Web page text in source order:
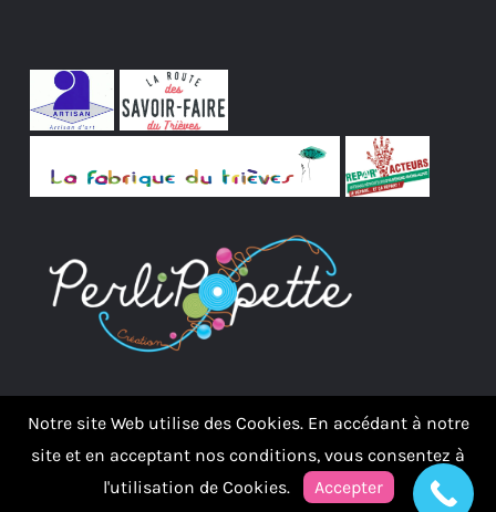
Notre site Web utilise des Cookies. En accédant à notre
site et en acceptant nos conditions, vous consentez à
l'utilisation de Cookies.
Accepter